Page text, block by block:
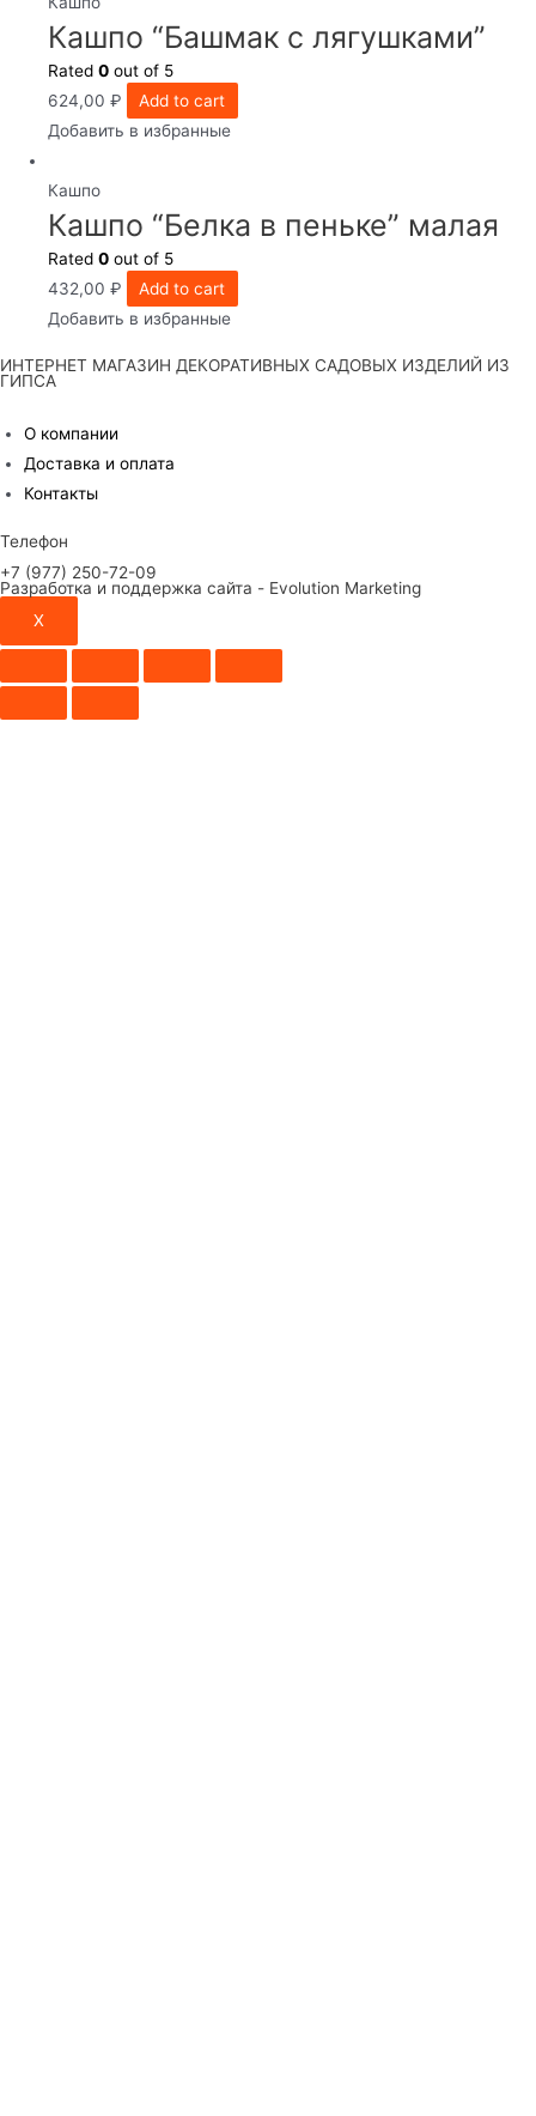
Кашпо “Башмак с лягушками”
Rated 0 out of 5
624,00 ₽
Add to cart
Добавить в избранные
Кашпо
Кашпо “Белка в пеньке” малая
Rated 0 out of 5
432,00 ₽
Add to cart
Добавить в избранные
ИНТЕРНЕТ МАГАЗИН ДЕКОРАТИВНЫХ САДОВЫХ ИЗДЕЛИЙ ИЗ
ГИПСА
О компании
Доставка и оплата
Контакты
Телефон
+7 (977) 250-72-09
Разработка и поддержка сайта - Evolution Marketing
X